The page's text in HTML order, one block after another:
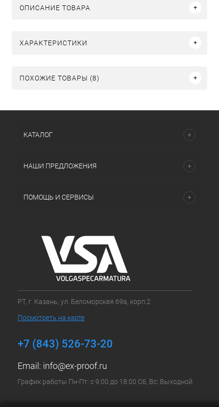
ОПИСАНИЕ ТОВАРА
ХАРАКТЕРИСТИКИ
ПОХОЖИЕ ТОВАРЫ (8)
КАТАЛОГ
НАШИ ПРЕДЛОЖЕНИЯ
ПОМОЩЬ И СЕРВИСЫ
РТ, г. Казань, ул. Беломорская 69а, корп.2
Посмотреть на карте
+7 (843) 526-73-20
Email: info@ex-proof.ru
График работы Пн-Пт: с 9:00 до 18:00 Сб, Вс: Выходной